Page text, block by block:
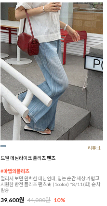
리뷰:1
드웬 데님라이크 플리츠 팬츠
#마법의플리츠
멀리서 보면 완벽한 데님인데, 입는 순간 세상 가볍고
시원한 반전 플리츠 팬츠★ (1color) *8/11(화) 순차
발송
39,600원 44,000원 10%